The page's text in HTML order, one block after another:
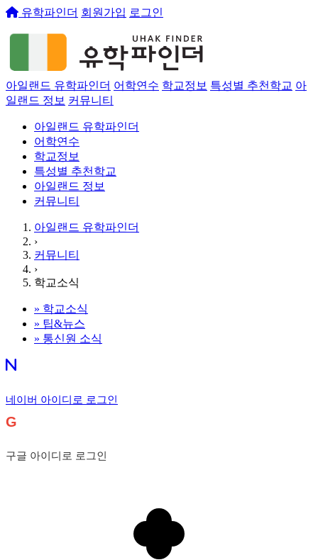
유학파인더 회원가입 로그인
아일랜드 유학파인더 어학연수 학교정보 특성별 추천학교 아
일랜드 정보 커뮤니티
아일랜드 유학파인더
어학연수
학교정보
특성별 추천학교
아일랜드 정보
커뮤니티
아일랜드 유학파인더
›
커뮤니티
›
학교소식
» 학교소식
» 팁&뉴스
» 통신원 소식
네이버 아이디로 로그인
G
구글 아이디로 로그인